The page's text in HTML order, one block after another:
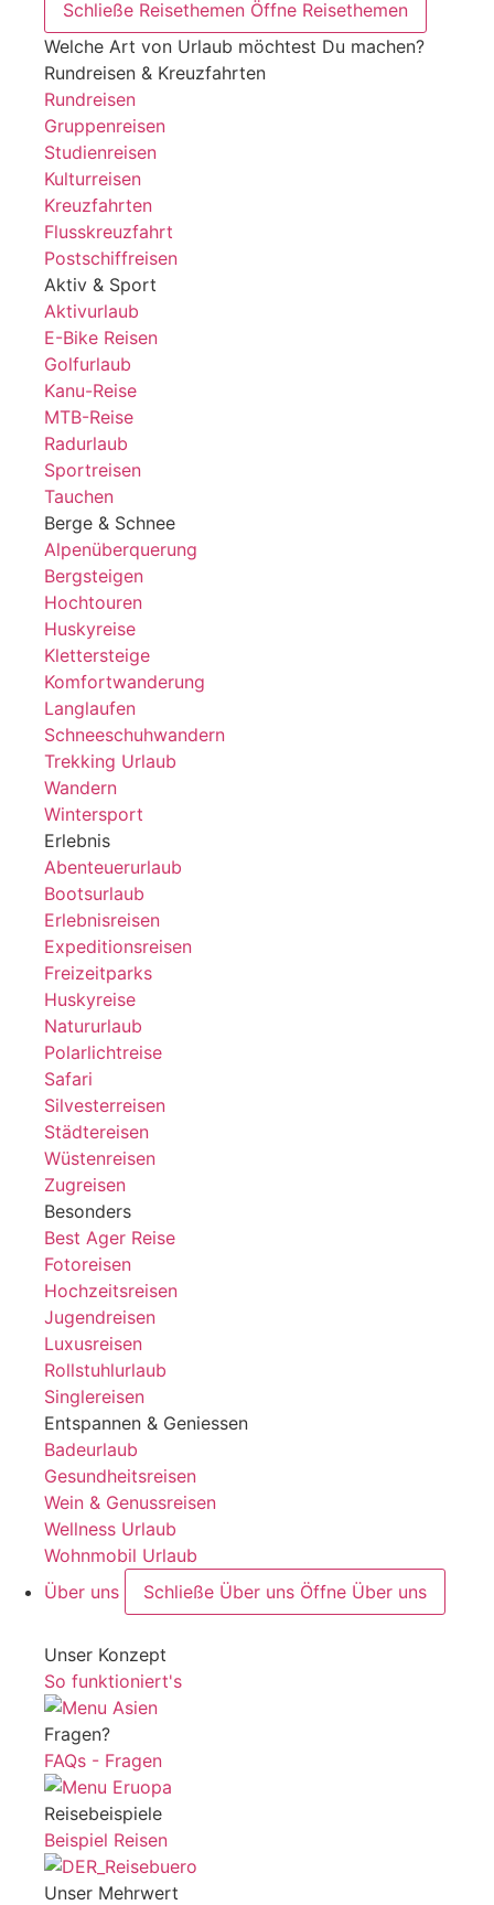
Schließe Reisethemen Öffne Reisethemen
Welche Art von Urlaub möchtest Du machen?
Rundreisen & Kreuzfahrten
Rundreisen
Gruppenreisen
Studienreisen
Kulturreisen
Kreuzfahrten
Flusskreuzfahrt
Postschiffreisen
Aktiv & Sport
Aktivurlaub
E-Bike Reisen
Golfurlaub
Kanu-Reise
MTB-Reise
Radurlaub
Sportreisen
Tauchen
Berge & Schnee
Alpenüberquerung
Bergsteigen
Hochtouren
Huskyreise
Klettersteige
Komfortwanderung
Langlaufen
Schneeschuhwandern
Trekking Urlaub
Wandern
Wintersport
Erlebnis
Abenteuerurlaub
Bootsurlaub
Erlebnisreisen
Expeditionsreisen
Freizeitparks
Huskyreise
Natururlaub
Polarlichtreise
Safari
Silvesterreisen
Städtereisen
Wüstenreisen
Zugreisen
Besonders
Best Ager Reise
Fotoreisen
Hochzeitsreisen
Jugendreisen
Luxusreisen
Rollstuhlurlaub
Singlereisen
Entspannen & Geniessen
Badeurlaub
Gesundheitsreisen
Wein & Genussreisen
Wellness Urlaub
Wohnmobil Urlaub
Über uns
Schließe Über uns Öffne Über uns
Unser Konzept
So funktioniert's
Fragen?
FAQs - Fragen
Reisebeispiele
Beispiel Reisen
Unser Mehrwert